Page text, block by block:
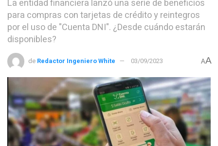
La entidad financiera lanzó una serie de beneficios
para compras con tarjetas de crédito y reintegros
por el uso de "Cuenta DNI". ¿Desde cuándo estarán
disponibles?
de Redactor Ingeniero White 03/09/2023 AA